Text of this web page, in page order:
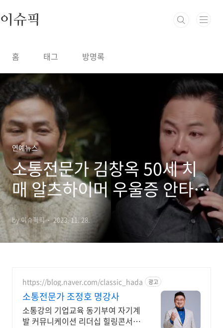
이슈픽
홈 태그 방명록
연예뉴스
소통전문가 김창옥 50세 치
매 알츠하이머 우울증 안타까
운 상황 고백
by 이슈픽픽 2023. 11. 28.
https://blog.naver.com/classic_hada 광고
소통전문가 조정호 명강사
소통강의 기업교육 동기부여 자기계
발 커뮤니케이션 리더십 힐링콘서트